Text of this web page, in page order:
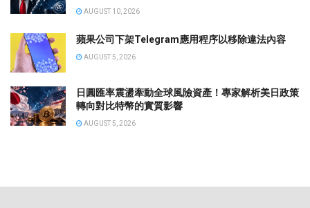
AUGUST 10, 2026
蘋果公司下架Telegram應用程序以移除違法內容
AUGUST 5, 2026
日圓匯率震盪牽動全球風險資產！專家解析美日政策
轉向對比特幣的實質影響
AUGUST 5, 2026